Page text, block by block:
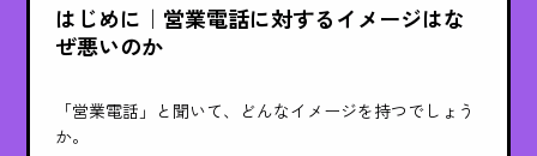
はじめに｜営業電話に対するイメージはな
ぜ悪いのか
「営業電話」と聞いて、どんなイメージを持つでしょう
か。